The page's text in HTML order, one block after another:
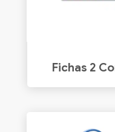
Fichas 2